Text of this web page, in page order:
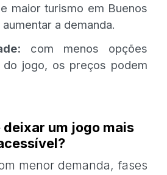
maior turismo em Buenos
a demanda.
com menos opções
jogo, os preços podem
deixar um jogo mais
menor demanda, fases